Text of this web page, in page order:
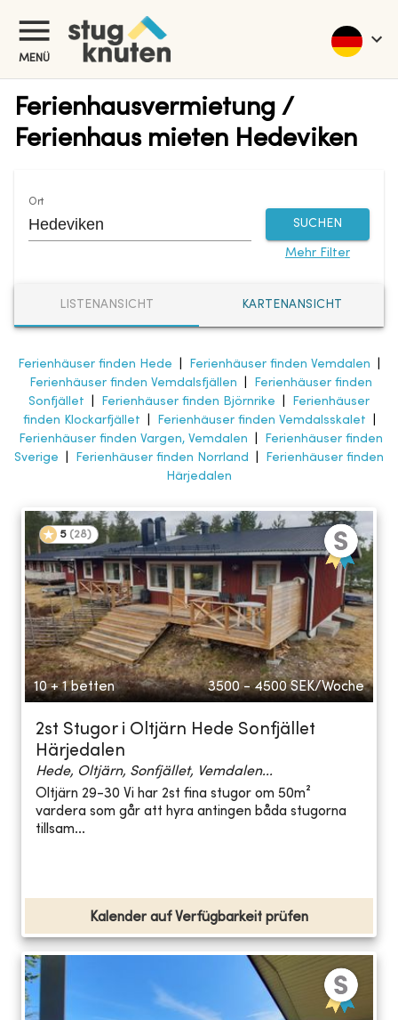
MENÜ
Ferienhausvermietung /
Ferienhaus mieten Hedeviken
Ort
SUCHEN
Mehr Filter
LISTENANSICHT KARTENANSICHT
Ferienhäuser finden Hede Ferienhäuser finden Vemdalen
Ferienhäuser finden Vemdalsfjällen
Ferienhäuser finden
Sonfjället
Ferienhäuser finden Björnrike
Ferienhäuser
finden Klockarfjället
Ferienhäuser finden Vemdalsskalet
Ferienhäuser finden Vargen, Vemdalen
Ferienhäuser finden
Sverige
Ferienhäuser finden Norrland
Ferienhäuser finden
Härjedalen
5 (28)
10 + 1 betten 3500 - 4500 SEK/Woche
2st Stugor i Oltjärn Hede Sonfjället
Härjedalen
Hede, Oltjärn, Sonfjället, Vemdalen...
Oltjärn 29-30 Vi har 2st fina stugor om 50m²
vardera som går att hyra antingen båda stugorna
tillsam...
Kalender auf Verfügbarkeit prüfen